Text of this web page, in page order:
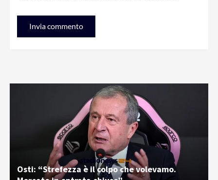
Osti: “Strefezza è il colpo che volevamo.